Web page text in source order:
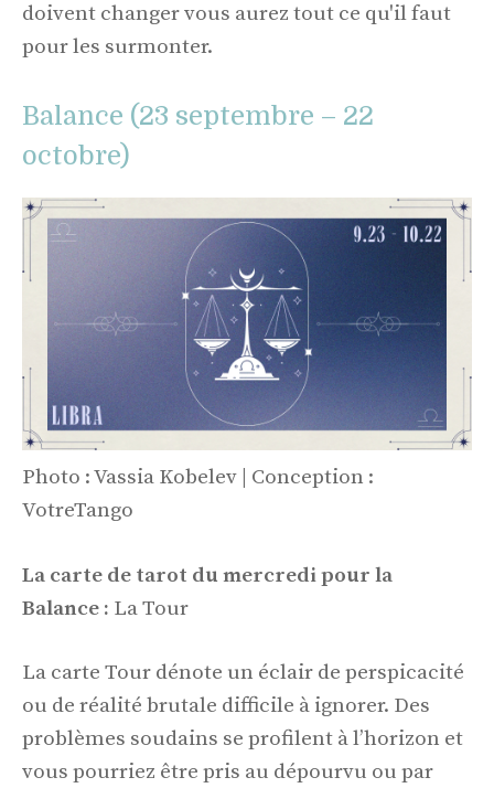
doivent changer vous aurez tout ce qu'il faut
pour les surmonter.
Balance (23 septembre – 22
octobre)
Photo : Vassia Kobelev | Conception :
VotreTango
La carte de tarot du mercredi pour la
Balance : La Tour
La carte Tour dénote un éclair de perspicacité
ou de réalité brutale difficile à ignorer. Des
problèmes soudains se profilent à l’horizon et
vous pourriez être pris au dépourvu ou par